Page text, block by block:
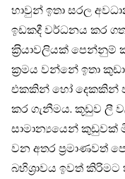
හාවුන් ඉතා සරල
ඉඩකදී වර්ධනය කර
ක‍්‍රියාවලියක් පෙන්නුම්
ක‍්‍රමය වන්නේ ඉතා
එකකින් හෝ දෙකකින්
කර ගැනීමය. කූඩුව ලී
සාමාන්‍යයෙන් කුඩුවක්
වන අතර ප‍්‍රමාණවත්
බහිශ‍්‍රාවය ඉවත්